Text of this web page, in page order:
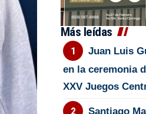
Más leídas
Juan Luis
en la ceremonia
XXV Juegos
Santiago